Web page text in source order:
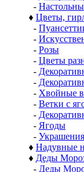
-
♦ Цветы,
-
-
- Розы
- Цветы
-
-
- Хвойные
- Ветки с
-
- Ягоды
-
♦ Надувные
♦ Деды
- Деды